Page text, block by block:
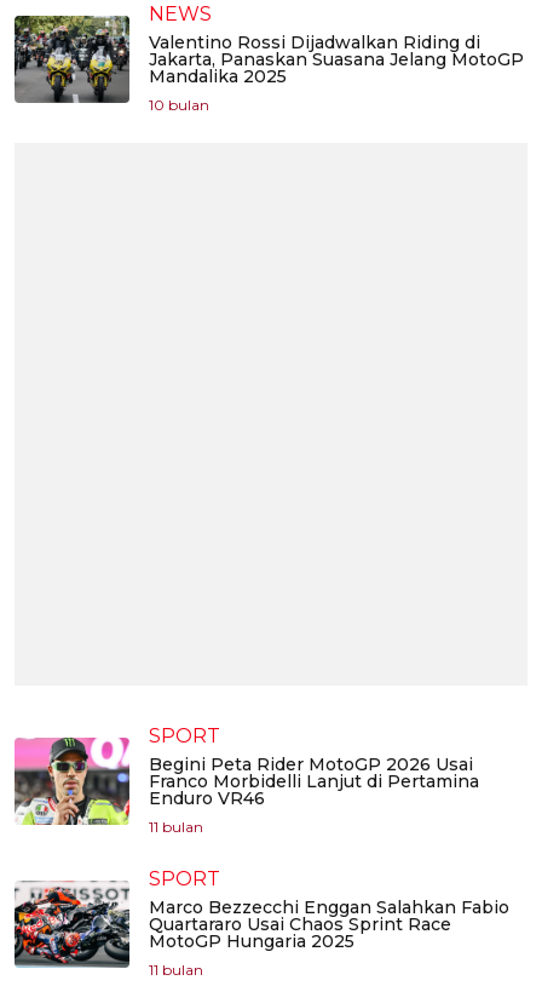
NEWS
Valentino Rossi Dijadwalkan Riding di
Jakarta, Panaskan Suasana Jelang MotoGP
Mandalika 2025
10 bulan
SPORT
Begini Peta Rider MotoGP 2026 Usai
Franco Morbidelli Lanjut di Pertamina
Enduro VR46
11 bulan
SPORT
Marco Bezzecchi Enggan Salahkan Fabio
Quartararo Usai Chaos Sprint Race
MotoGP Hungaria 2025
11 bulan